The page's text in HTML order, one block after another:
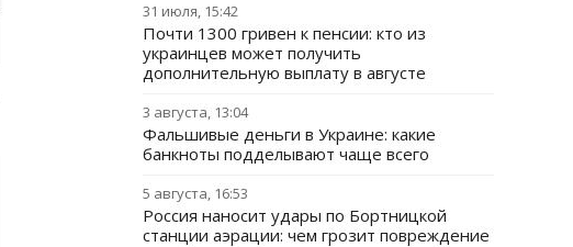
31 июля, 15:42
Почти 1300 гривен к пенсии: кто из
украинцев может получить
дополнительную выплату в августе
3 августа, 13:04
Фальшивые деньги в Украине: какие
банкноты подделывают чаще всего
5 августа, 16:53
Россия наносит удары по Бортницкой
станции аэрации: чем грозит повреждение